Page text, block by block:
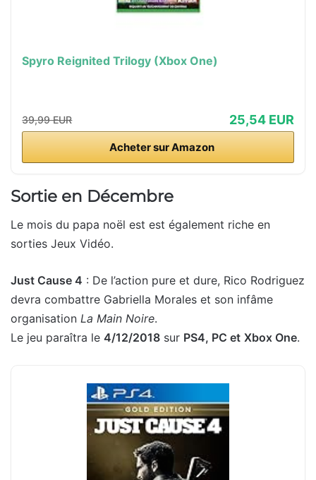
Spyro Reignited Trilogy (Xbox One)
39,99 EUR 25,54 EUR
Acheter sur Amazon
Sortie en Décembre
Le mois du papa noël est est également riche en
sorties Jeux Vidéo.
Just Cause 4 : De l’action pure et dure, Rico Rodriguez
devra combattre Gabriella Morales et son infâme
organisation La Main Noire.
Le jeu paraîtra le 4/12/2018 sur PS4, PC et Xbox One.